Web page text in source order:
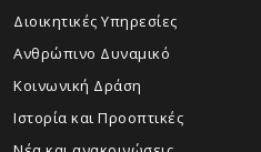
Διοικητικές Υπηρεσίες
Ανθρώπινο Δυναμικό
Κοινωνική Δράση
Ιστορία και Προοπτικές